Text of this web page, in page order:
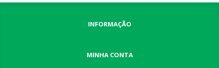
INFORMAÇÃO
MINHA CONTA